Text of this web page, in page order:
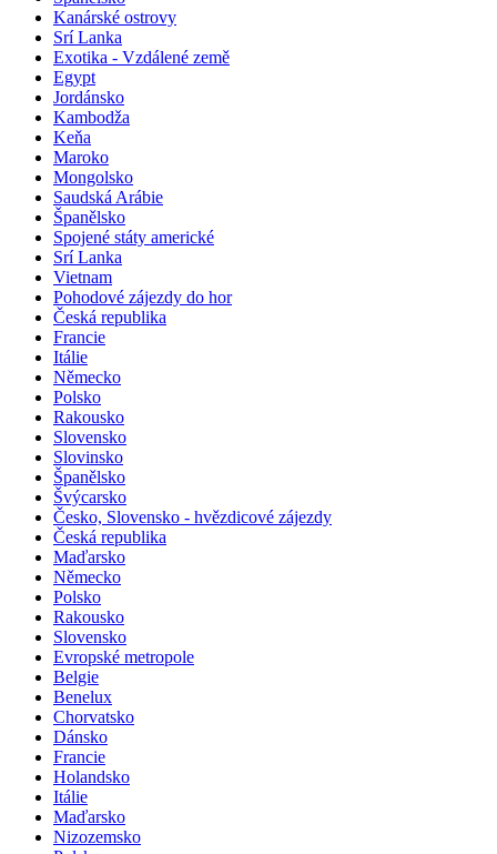
Kanárské ostrovy
Srí Lanka
Exotika - Vzdálené země
Egypt
Jordánsko
Kambodža
Keňa
Maroko
Mongolsko
Saudská Arábie
Španělsko
Spojené státy americké
Srí Lanka
Vietnam
Pohodové zájezdy do hor
Česká republika
Francie
Itálie
Německo
Polsko
Rakousko
Slovensko
Slovinsko
Španělsko
Švýcarsko
Česko, Slovensko - hvězdicové zájezdy
Česká republika
Maďarsko
Německo
Polsko
Rakousko
Slovensko
Evropské metropole
Belgie
Benelux
Chorvatsko
Dánsko
Francie
Holandsko
Itálie
Maďarsko
Nizozemsko